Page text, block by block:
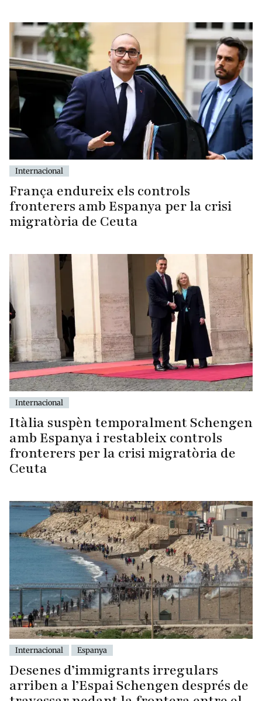
Internacional
França endureix els controls
fronterers amb Espanya per la crisi
migratòria de Ceuta
Internacional
Itàlia suspèn temporalment Schengen
amb Espanya i restableix controls
fronterers per la crisi migratòria de
Ceuta
Internacional Espanya
Desenes d’immigrants irregulars
arriben a l’Espai Schengen després de